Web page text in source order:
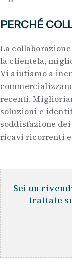
PERCHÉ
La
la clientela,
Vi aiutiamo a
recenti.
soluzioni e
soddisfazione
ricavi ricorrenti
Sei un
trattate